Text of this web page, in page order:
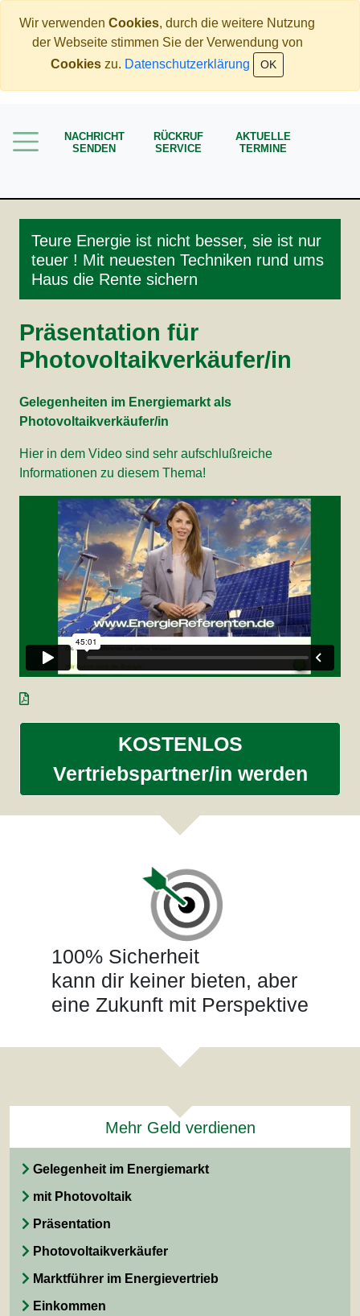
Wir verwenden Cookies, durch die weitere Nutzung
der Webseite stimmen Sie der Verwendung von
Cookies zu. Datenschutzerklärung OK
NACHRICHT
SENDEN
RÜCKRUF
SERVICE
AKTUELLE
TERMINE
Immobilien
Mehr Geld verdienen
Meine Angebote
Teure Energie ist nicht besser, sie ist nur
teuer ! Mit neuesten Techniken rund ums
Haus die Rente sichern
Präsentation für
Photovoltaikverkäufer/in
Gelegenheiten im Energiemarkt als
Photovoltaikverkäufer/in
Hier in dem Video sind sehr aufschlußreiche
Informationen zu diesem Thema!
KOSTENLOS
Vertriebspartner/in werden
100% Sicherheit
kann dir keiner bieten, aber
eine Zukunft mit Perspektive
Mehr Geld verdienen
Gelegenheit im Energiemarkt
mit Photovoltaik
Präsentation
Photovoltaikverkäufer
Marktführer im Energievertrieb
Einkommen